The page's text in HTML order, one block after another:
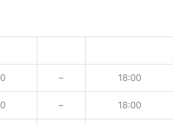
– 18:00
– 18:00